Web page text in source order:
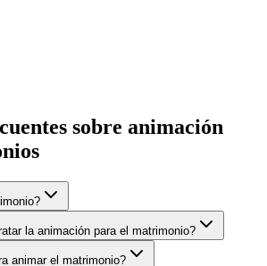
sobre animación
la animación para el matrimonio?
animar el matrimonio?